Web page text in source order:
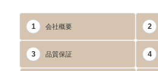
1 会社概要 2
3 品質保証 4